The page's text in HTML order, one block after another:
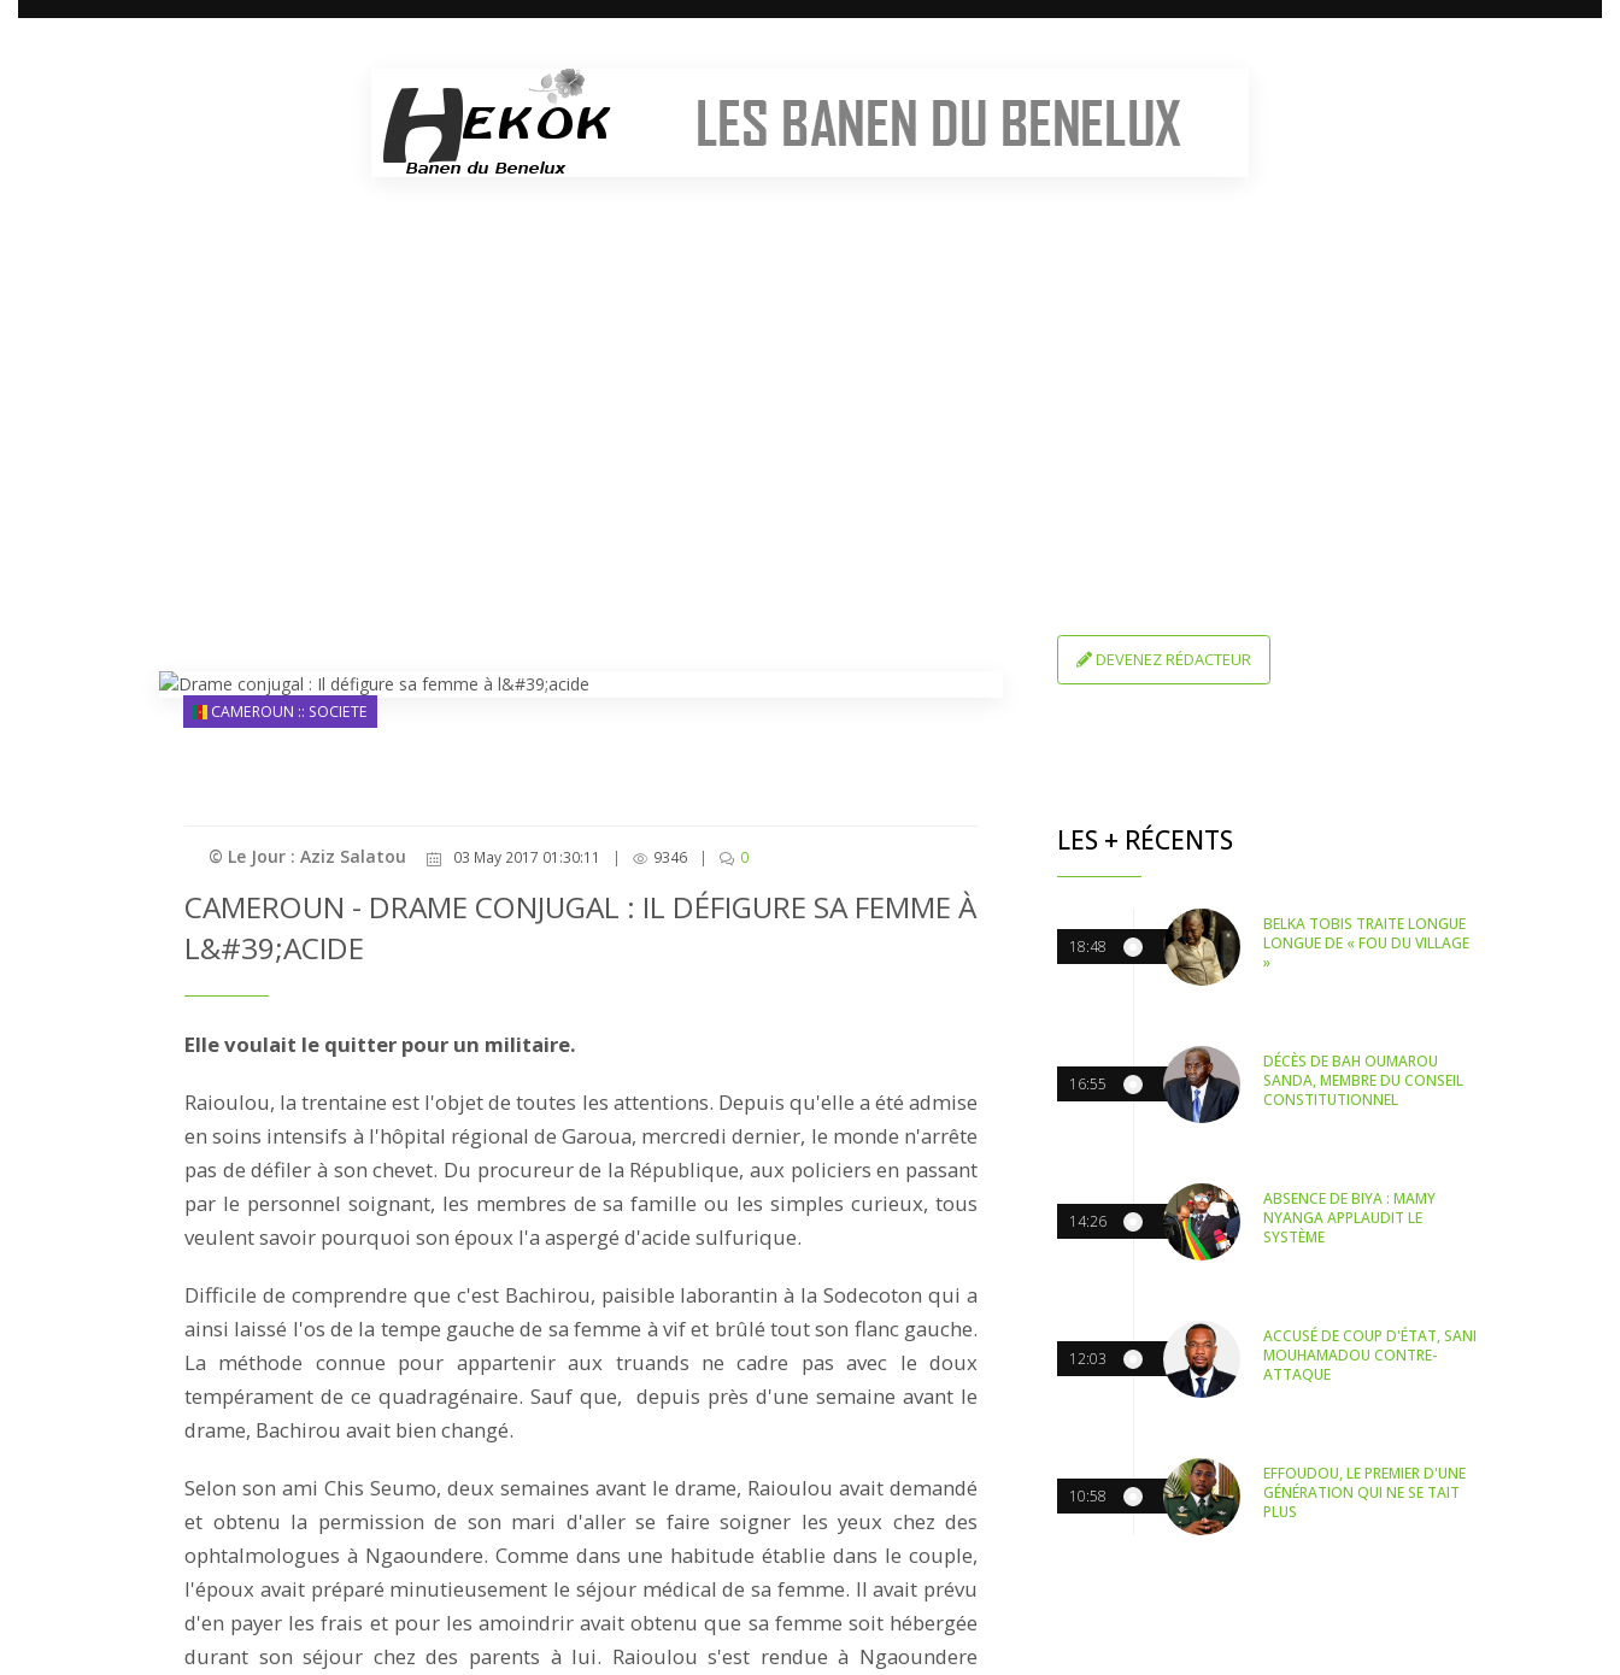
CAMEROUN :: SOCIETE
© Le Jour : Aziz Salatou 03 May 2017 01:30:11 | 9346 | 0
CAMEROUN - DRAME CONJUGAL : IL DÉFIGURE SA FEMME À
L&#39;ACIDE
Elle voulait le quitter pour un militaire.
Raioulou, la trentaine est l'objet de toutes les attentions. Depuis qu'elle a été admise
en soins intensifs à l'hôpital régional de Garoua, mercredi dernier, le monde n'arrête
pas de défiler à son chevet. Du procureur de la République, aux policiers en passant
par le personnel soignant, les membres de sa famille ou les simples curieux, tous
veulent savoir pourquoi son époux l'a aspergé d'acide sulfurique.
Difficile de comprendre que c'est Bachirou, paisible laborantin à la Sodecoton qui a
ainsi laissé l'os de la tempe gauche de sa femme à vif et brûlé tout son flanc gauche.
La méthode connue pour appartenir aux truands ne cadre pas avec le doux
tempérament de ce quadragénaire. Sauf que, depuis près d'une semaine avant le
drame, Bachirou avait bien changé.
Selon son ami Chis Seumo, deux semaines avant le drame, Raioulou avait demandé
et obtenu la permission de son mari d'aller se faire soigner les yeux chez des
ophtalmologues à Ngaoundere. Comme dans une habitude établie dans le couple,
l'époux avait préparé minutieusement le séjour médical de sa femme. Il avait prévu
d'en payer les frais et pour les amoindrir avait obtenu que sa femme soit hébergée
durant son séjour chez des parents à lui. Raioulou s'est rendue à Ngaoundere
DEVENEZ RÉDACTEUR
LES + RÉCENTS
18:48
BELKA TOBIS TRAITE LONGUE
LONGUE DE « FOU DU VILLAGE
»
16:55
DÉCÈS DE BAH OUMAROU
SANDA, MEMBRE DU CONSEIL
CONSTITUTIONNEL
14:26
ABSENCE DE BIYA : MAMY
NYANGA APPLAUDIT LE
SYSTÈME
12:03
ACCUSÉ DE COUP D'ÉTAT, SANI
MOUHAMADOU CONTRE-
ATTAQUE
10:58
EFFOUDOU, LE PREMIER D'UNE
GÉNÉRATION QUI NE SE TAIT
PLUS